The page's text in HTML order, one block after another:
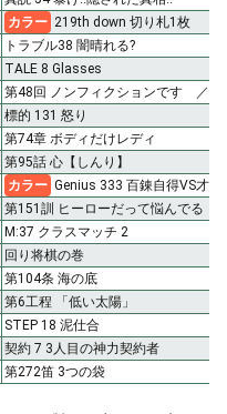
カラー 219th down 切り札1枚
トラブル38 闇晴れる?
TALE 8 Glasses
第48回 ノンフィクションです
標的 131 怒り
第74章 ボディだけレディ
第95話 心【しんり】
カラー Genius 333 百錬自得VS才気
第151訓 ヒーローだって悩んでる
M:37 クラスマッチ 2
回り将棋の巻
第104条 海の底
第6工程 「低い太陽」
STEP 18 泥仕合
契約 7 3人目の神力契約者
第272笛 3つの袋